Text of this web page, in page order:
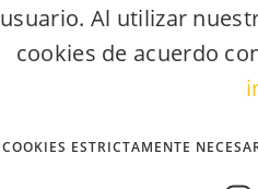
usuario. Al utilizar
cookies de acuerdo
COOKIES ESTRICTAMENTE